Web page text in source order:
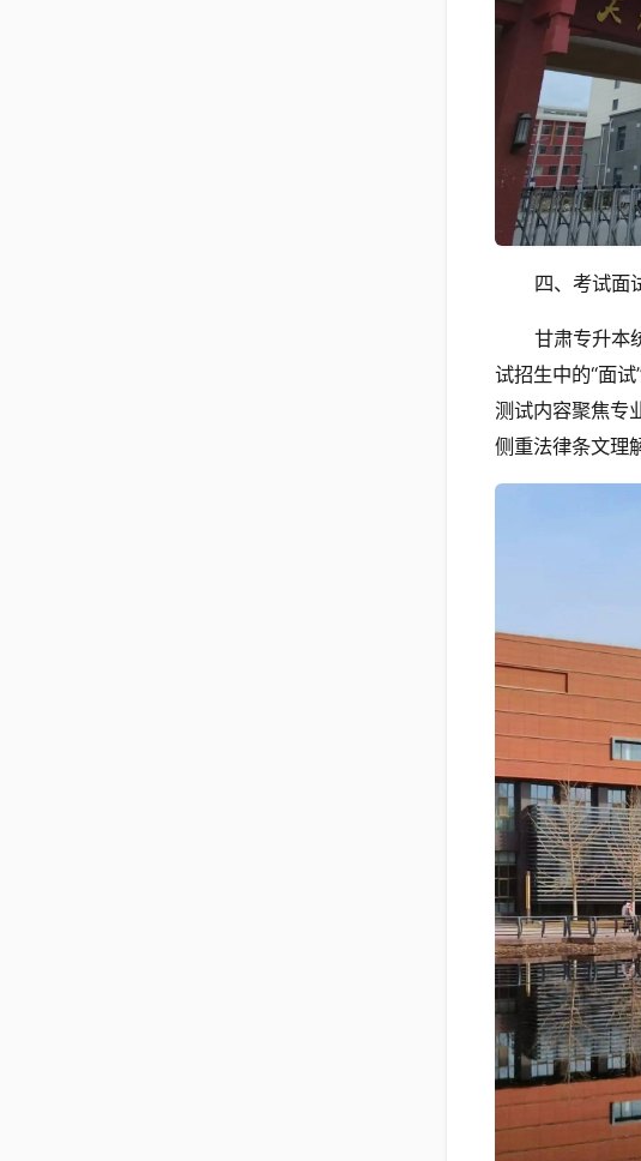
四、考试面
甘肃专升本
试招生中的“面
测试内容聚焦专
侧重法律条文理